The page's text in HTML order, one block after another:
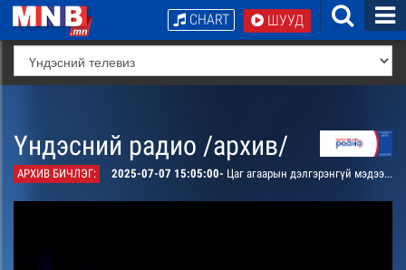
ШУУД
CHART
Үндэсний радио /архив/
АРХИВ БИЧЛЭГ: 2025-07-07 15:05:00- Цаг агаарын дэлгэрэнгүй мэдээ, мэдээлэл